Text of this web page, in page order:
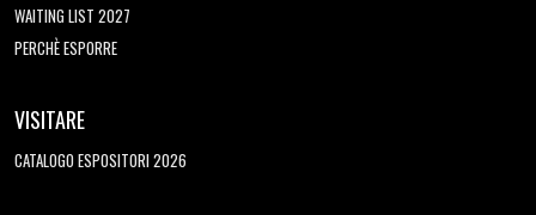
WAITING LIST 2027
PERCHÈ ESPORRE
VISITARE
CATALOGO ESPOSITORI 2026